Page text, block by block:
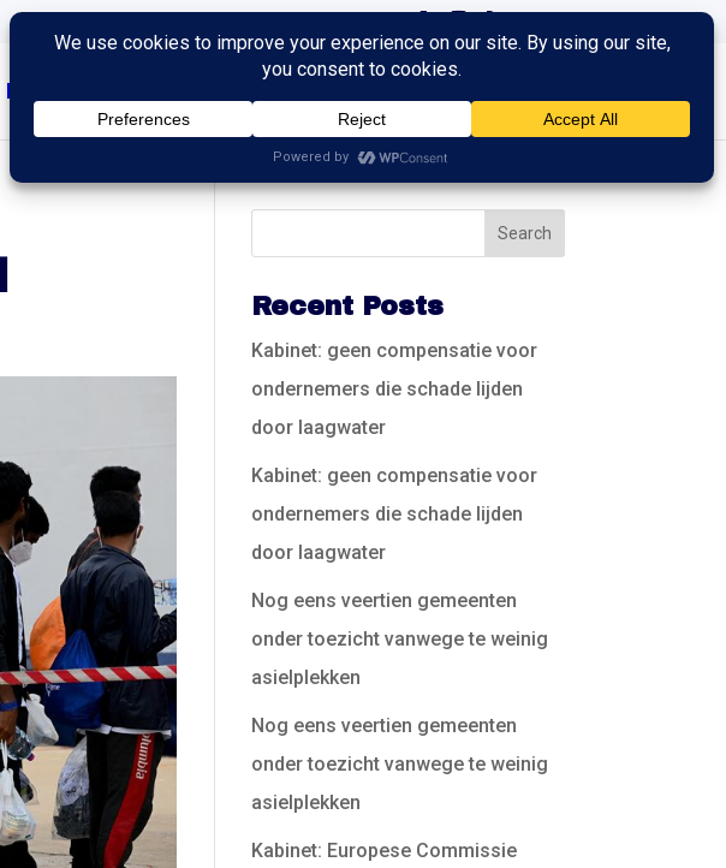
Nieuws
Recent Posts
Kabinet: geen compensatie voor
ondernemers die schade lijden
door laagwater
Kabinet: geen compensatie voor
ondernemers die schade lijden
door laagwater
Nog eens veertien gemeenten
onder toezicht vanwege te weinig
asielplekken
Nog eens veertien gemeenten
onder toezicht vanwege te weinig
asielplekken
Kabinet: Europese Commissie